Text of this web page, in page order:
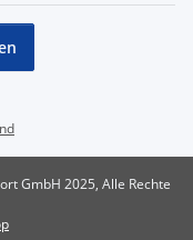
GmbH 2025, Alle Rechte